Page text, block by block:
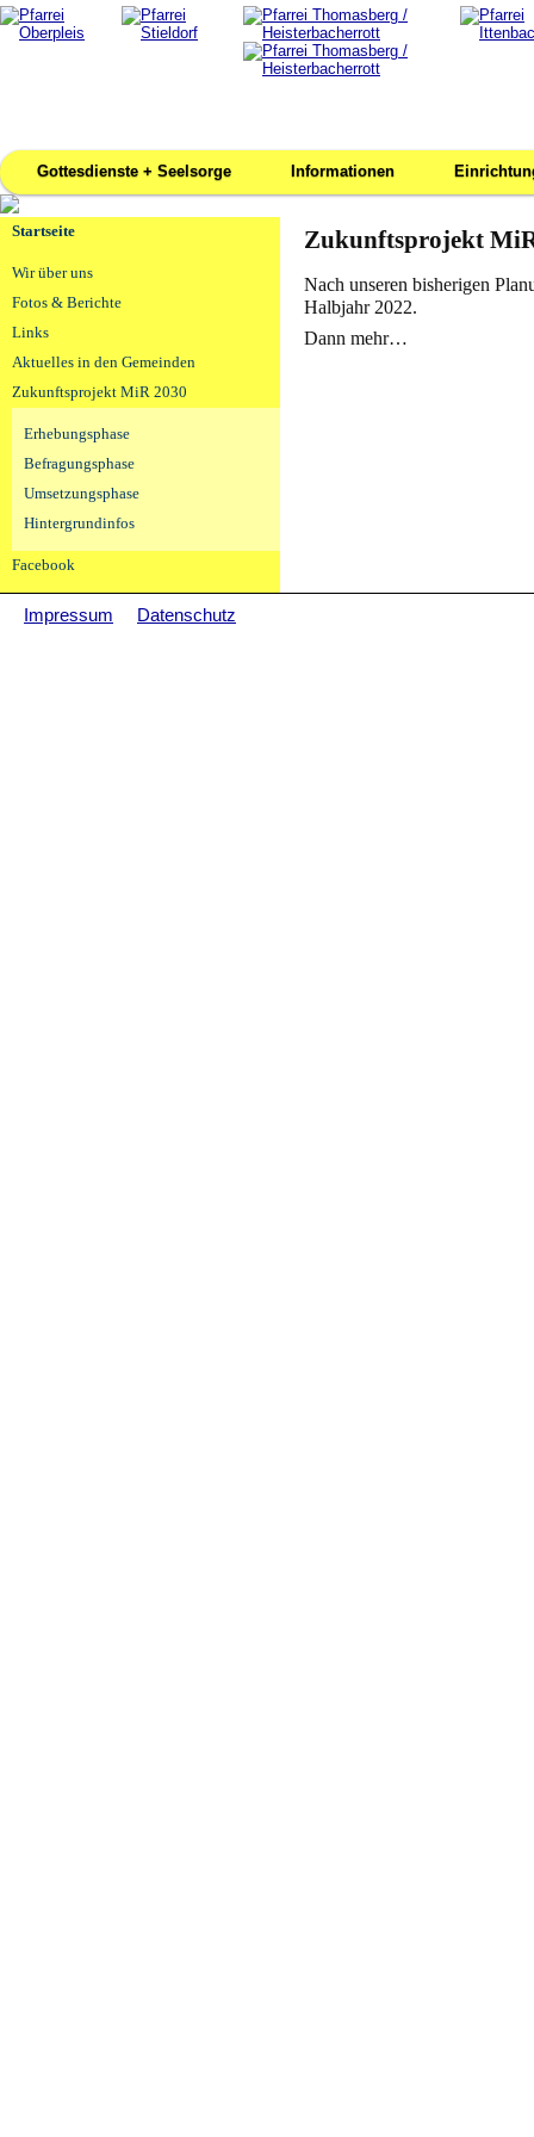
Gottesdienste + Seelsorge Informationen
Startseite
Wir über uns
Fotos & Berichte
Links
Aktuelles in den Gemeinden
Zukunftsprojekt MiR 2030
Erhebungsphase
Befragungsphase
Umsetzungsphase
Hintergrundinfos
Facebook
Zukunftsprojekt
Nach unseren bisherigen
Halbjahr 2022.
Dann mehr…
Impressum Datenschutz